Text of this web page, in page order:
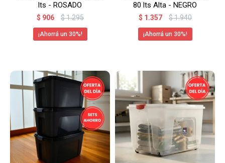
lts - ROSADO
$ 906 $1.295
30
80 lts Alta - NEGRO
$ 1.357 $1.940
30